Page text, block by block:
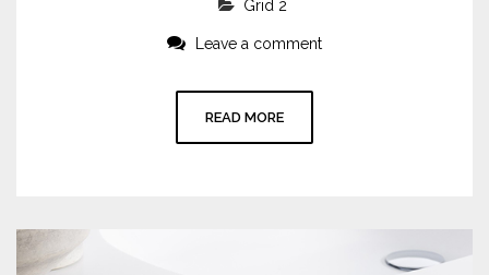
Grid 2
Leave a comment
READ MORE